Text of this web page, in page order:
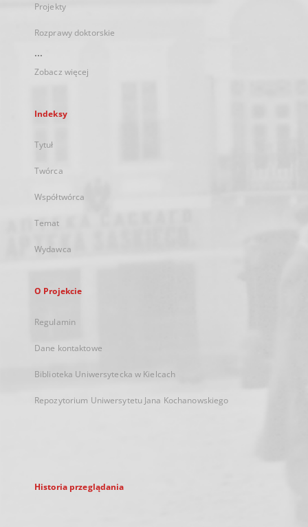
Projekty
Rozprawy doktorskie
...
Zobacz więcej
Indeksy
Tytuł
Twórca
Współtwórca
Temat
Wydawca
O Projekcie
Regulamin
Dane kontaktowe
Biblioteka Uniwersytecka w Kielcach
Repozytorium Uniwersytetu Jana Kochanowskiego
Historia przeglądania